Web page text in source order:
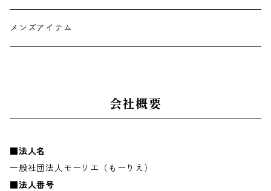
メンズアイテム
会社概要
■法人名
一般社団法人モーリエ（もーりえ）
■法人番号